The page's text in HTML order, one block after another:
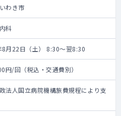
わき市
科
月22日（土） 8:30～翌8:30
円/回（税込・交通費別）
法人国立病院機構旅費規程により支